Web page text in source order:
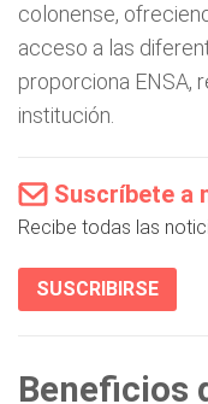
colonense,
acceso a las
proporciona ENSA,
institución.
Suscríbete a
Recibe todas las
SUSCRIBIRSE
Beneficios